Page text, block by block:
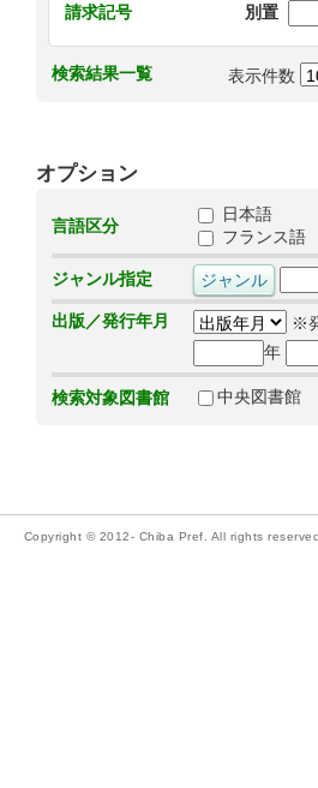
請求記号
別置
検索結果一覧 表示件数
オプション
言語区分
日本語
フランス語
ジャンル指定
出版／発行年月
※
年
検索対象図書館 中央図書館
Copyright © 2012- Chiba Pref. All rights reserved.